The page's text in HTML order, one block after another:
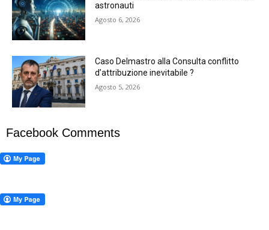
astronauti
Agosto 6, 2026
Caso Delmastro alla Consulta conflitto
d’attribuzione inevitabile ?
Agosto 5, 2026
Facebook Comments